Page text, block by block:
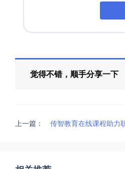
觉得不错，顺手分享一下
上一篇： 传智教育在线课程助力